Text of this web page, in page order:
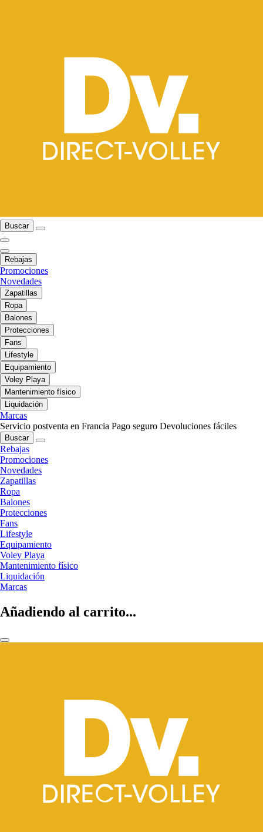
Buscar
Rebajas
Promociones
Novedades
Zapatillas
Ropa
Balones
Protecciones
Fans
Lifestyle
Equipamiento
Voley Playa
Mantenimiento físico
Liquidación
Marcas
Servicio postventa en Francia Pago seguro Devoluciones fáciles
Buscar
Rebajas
Promociones
Novedades
Zapatillas
Ropa
Balones
Protecciones
Fans
Lifestyle
Equipamiento
Voley Playa
Mantenimiento físico
Liquidación
Marcas
Añadiendo al carrito...